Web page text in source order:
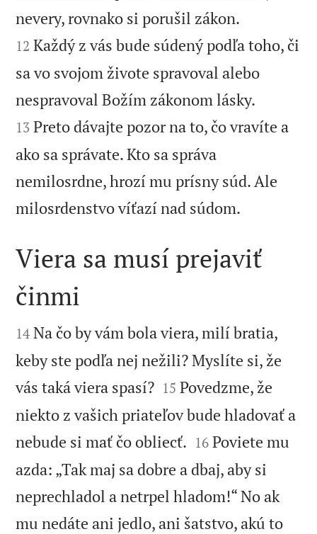
nevery, rovnako si porušil zákon.
12 Každý z vás bude súdený podľa toho, či
sa vo svojom živote spravoval alebo
nespravoval Božím zákonom lásky.
13 Preto dávajte pozor na to, čo vravíte a
ako sa správate. Kto sa správa
nemilosrdne, hrozí mu prísny súd. Ale
milosrdenstvo víťazí nad súdom.

Viera sa musí prejaviť
činmi

14 Na čo by vám bola viera, milí bratia,
keby ste podľa nej nežili? Myslíte si, že
vás taká viera spasí?
15 Povedzme, že
niekto z vašich priateľov bude hladovať a
nebude si mať čo obliecť. 

16 Poviete mu
azda: „Tak maj sa dobre a dbaj, aby si
neprechladol a netrpel hladom!“ No ak
mu nedáte ani jedlo, ani šatstvo, akú to